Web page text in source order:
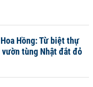
Hồng: Từ biệt thự
tùng Nhật đắt đỏ